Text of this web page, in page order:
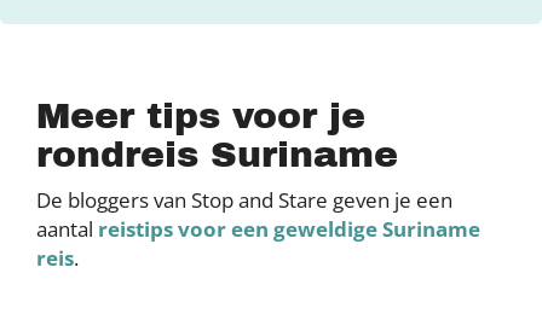
Meer tips voor je
rondreis Suriname
De bloggers van Stop and Stare geven je een
aantal reistips voor een geweldige Suriname
reis.